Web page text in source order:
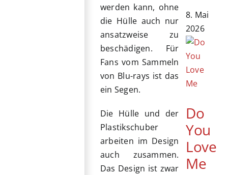
werden kann, ohne
die Hülle auch nur
ansatzweise zu
beschädigen. Für
Fans vom Sammeln
von Blu-rays ist das
ein Segen.
Die Hülle und der
Plastikschuber
arbeiten im Design
auch zusammen.
Das Design ist zwar
8. Mai
2026
Do
You
Love
Me